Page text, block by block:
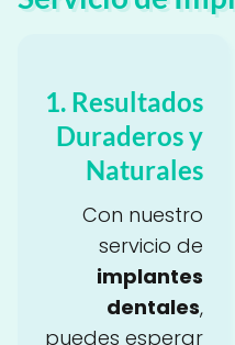
1. Resultados
Duraderos y
Naturales
Con nuestro
servicio de
implantes
dentales,
puedes esperar